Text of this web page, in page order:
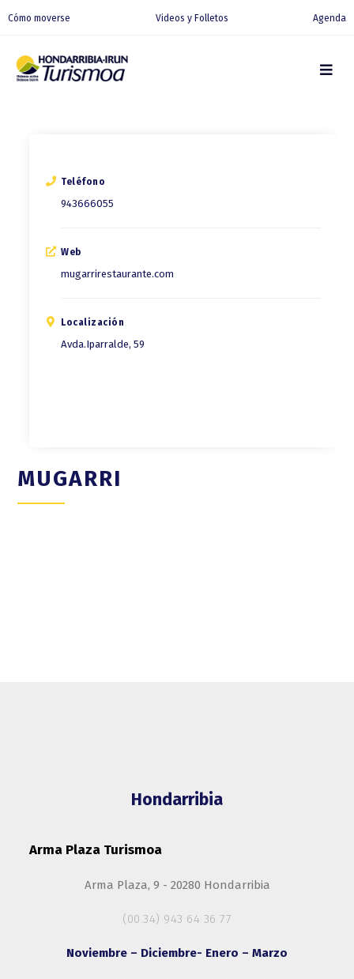
Cómo moverse Videos y Folletos Agenda
Teléfono
943666055
Web
mugarrirestaurante.com
Localización
Avda.Iparralde, 59
MUGARRI
Hondarribia
Arma Plaza Turismoa
Arma Plaza, 9 - 20280 Hondarribia
(00.34) 943 64 36 77
Noviembre – Diciembre- Enero – Marzo